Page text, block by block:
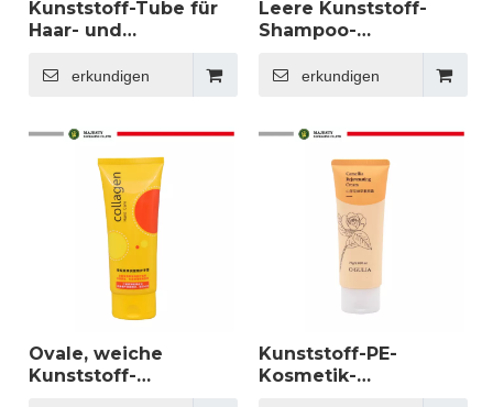
Kunststoff-Tube für
Haar- und
Kosmetik-
Shampoo-
Conditioner-Lotion-
Tube, individuell
anpassbare
Tubenverpackung
aus Kunststoff
erkundigen
Leere Kunststoff-
Shampoo-
Körperlotion-Röhre,
Kunststoff-Kosmetik-
Röhrenverpackung,
50 ml, 100 ml, 150 ml,
Kunststoffröhre mit
Klappverschluss
erkundigen
Ovale, weiche
Kunststoff-
Kosmetiktube für
Kunststoff-PE-
Kosmetik-